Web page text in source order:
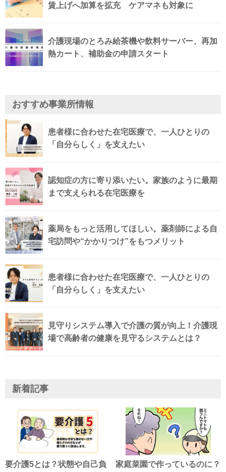
賃上げへ加算を拡充 ケアマネも対象に
介護現場のとろみ給茶機や飲料サーバー、再加
熱カート、補助金の申請スタート
おすすめ事業所情報
患者様に合わせた在宅医療で、一人ひとりの
「自分らしく」を支えたい
認知症の方に寄り添いたい。家族のように最期
まで支えられる在宅医療を
薬局をもっと活用してほしい。薬剤師による自
宅訪問や“かかりつけ”をもつメリット
患者様に合わせた在宅医療で、一人ひとりの
「自分らしく」を支えたい
見守りシステム導入で介護の質が向上！介護現
場で高齢者の健康を見守るシステムとは？
新着記事
要介護5とは？状態や自己負 家庭菜園で作っているのに？